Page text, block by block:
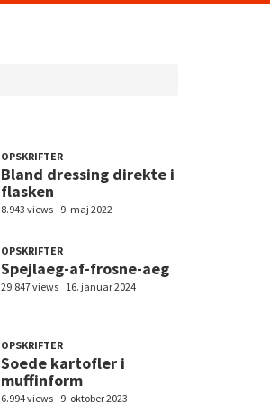
OPSKRIFTER
Bland dressing direkte i
flasken
8.943 views 9. maj 2022
OPSKRIFTER
Spejlaeg-af-frosne-aeg
29.847 views 16. januar 2024
OPSKRIFTER
Soede kartofler i
muffinform
6.994 views 9. oktober 2023